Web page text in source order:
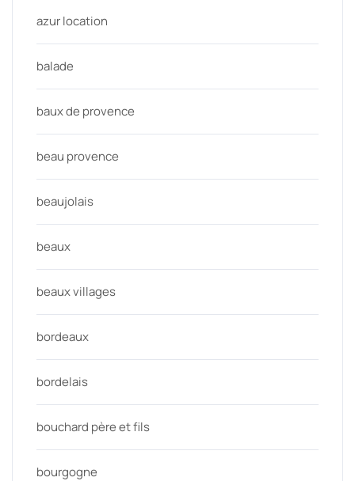
azur location
balade
baux de provence
beau provence
beaujolais
beaux
beaux villages
bordeaux
bordelais
bouchard père et fils
bourgogne